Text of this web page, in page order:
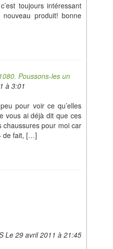
toujours intéressant
produit! bonne
Poussons-les un
à 3:01
pour voir ce qu’elles
vous ai déjà dit que ces
chaussures pour moi car
de fait, […]
Le 29 avril 2011 à 21:45